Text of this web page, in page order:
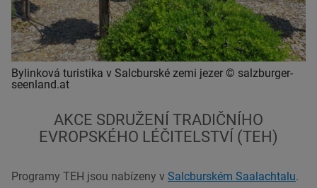
Bylinková turistika v Salcburské zemi jezer © salzburger-
seenland.at
AKCE SDRUŽENÍ TRADIČNÍHO
EVROPSKÉHO LÉČITELSTVÍ (TEH)
Programy TEH jsou nabízeny v Salcburském Saalachtalu.